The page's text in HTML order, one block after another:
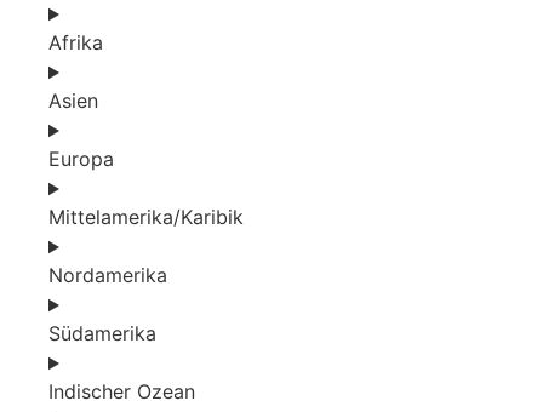
Afrika
Asien
Europa
Mittelamerika/Karibik
Nordamerika
Südamerika
Indischer Ozean